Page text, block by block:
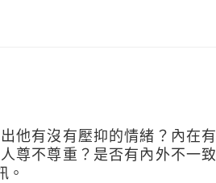
他有沒有壓抑的情緒？內在有
尊不尊重？是否有內外不一致
。